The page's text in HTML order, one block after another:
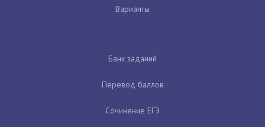
Варианты
Банк заданий
Перевод баллов
Сочинение ЕГЭ